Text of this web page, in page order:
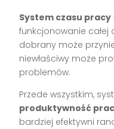
System czasu pracy
funkcjonowanie
dobrany może
niewłaściwy może
problemów.
Przede wszystkim,
produktywność
bardziej efektywni